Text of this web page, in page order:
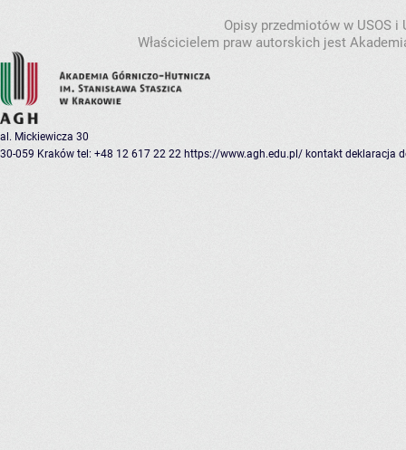
Opisy przedmiotów w USOS
Właścicielem praw autorskich jest
al. Mickiewicza 30
30-059 Kraków tel: +48 12 617 22 22 https://www.agh.edu.pl/ kontakt deklaracja